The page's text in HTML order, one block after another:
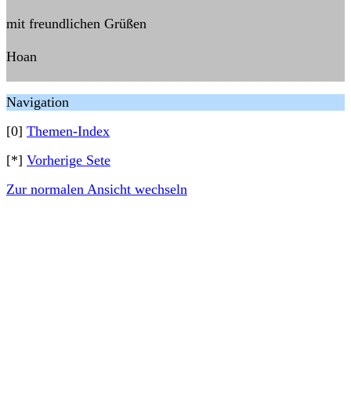
mit freundlichen Grüßen
Hoan
Navigation
[0] Themen-Index
[*] Vorherige Sete
Zur normalen Ansicht wechseln